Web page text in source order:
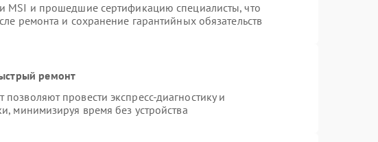
MSI и прошедшие сертификацию специалисты, что
ремонта и сохранение гарантийных обязательств
ремонт
провести экспресс-диагностику и
минимизируя время без устройства